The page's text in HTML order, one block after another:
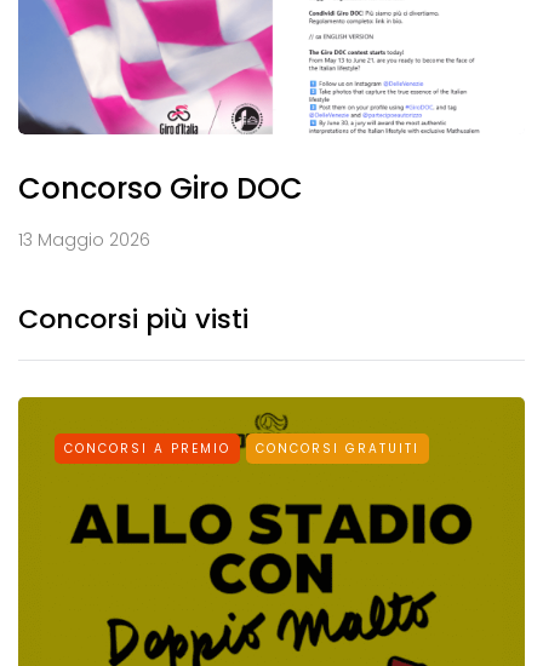
Concorso Giro DOC
13 Maggio 2026
Concorsi più visti
CONCORSI A PREMIO CONCORSI GRATUITI